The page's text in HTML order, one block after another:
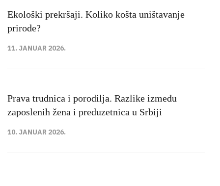
Ekološki prekršaji. Koliko košta uništavanje
prirode?
11. JANUAR 2026.
Prava trudnica i porodilja. Razlike između
zaposlenih žena i preduzetnica u Srbiji
10. JANUAR 2026.